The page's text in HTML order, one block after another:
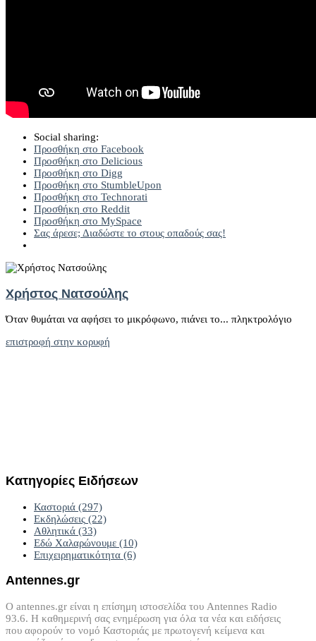
Social sharing:
Προσθήκη στο Facebook
Προσθήκη στο Delicious
Προσθήκη στο Digg
Προσθήκη στο StumbleUpon
Προσθήκη στο Technorati
Προσθήκη στο Reddit
Προσθήκη στο MySpace
Σας άρεσε; Διαδώστε το στους οπαδούς σας!
Χρήστος Νατσούλης
Όταν θυμάται να αφήσει το μικρόφωνο, πιάνει το... πληκτρολόγιο
επιστροφή στην κορυφή
Κατηγορίες Ειδήσεων
Καστοριά (297)
Εκδηλώσεις (22)
Αθλητικά (33)
Εδώ Χαλαρώνουμε (10)
Επιχειρηματικότητα (6)
Antennes.gr
Ο antennes.gr είναι η επίσημη ιστοσελίδα του Antennes Radio
93.6. Η καθημερινή σας ενημέρωση για όλα τα νέα και ειδήσεις
που αφορούν το νομό Καστοριάς με πρωτογενή κείμενα και